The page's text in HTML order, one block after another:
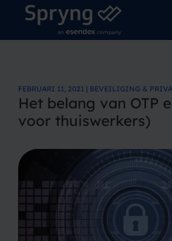
FEBRUARI 11, 2021 | BEVEILIGING &
Het belang van OTP
voor thuiswerkers)